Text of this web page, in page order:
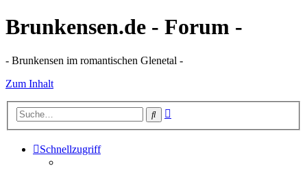
Brunkensen.de - Forum -
- Brunkensen im romantischen Glenetal -
Zum Inhalt
Suche
Schnellzugriff